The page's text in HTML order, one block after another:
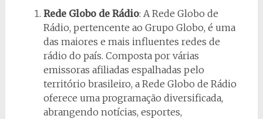
Rede Globo de Rádio: A Rede Globo de
Rádio, pertencente ao Grupo Globo, é uma
das maiores e mais influentes redes de
rádio do país. Composta por várias
emissoras afiliadas espalhadas pelo
território brasileiro, a Rede Globo de Rádio
oferece uma programação diversificada,
abrangendo notícias, esportes,